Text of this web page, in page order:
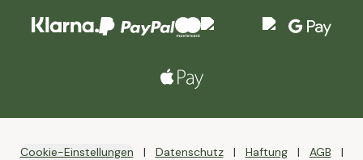
Cookie-Einstellungen Datenschutz Haftung AGB